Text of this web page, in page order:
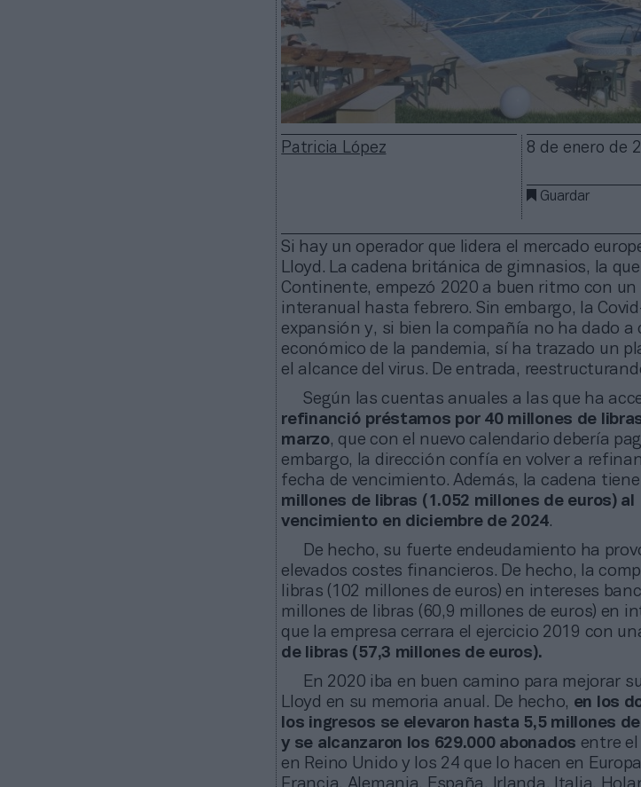
Patricia López 8 de enero de
Guardar
Si hay un operador que lidera el mercado
Lloyd. La cadena británica de gimnasios, la
Continente, empezó 2020 a buen ritmo con
interanual hasta febrero. Sin embargo, la
expansión y, si bien la compañía no ha dado a
económico de la pandemia, sí ha trazado un
el alcance del virus. De entrada,
Según las cuentas anuales a las que ha
refinanció préstamos por 40 millones de
marzo, que con el nuevo calendario debería
embargo, la dirección confía en volver a
fecha de vencimiento. Además, la cadena tiene
millones de libras (1.052 millones de euros)
vencimiento en diciembre de 2024.
De hecho, su fuerte endeudamiento ha
elevados costes financieros. De hecho, la
libras (102 millones de euros) en intereses
millones de libras (60,9 millones de euros) en
que la empresa cerrara el ejercicio 2019 con
de libras (57,3 millones de euros).
En 2020 iba en buen camino para mejorar
Lloyd en su memoria anual. De hecho, en los
los ingresos se elevaron hasta 5,5 millones
y se alcanzaron los 629.000 abonados entre
en Reino Unido y los 24 que lo hacen en